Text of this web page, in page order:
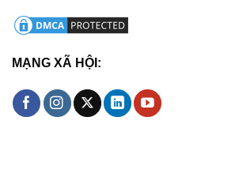
MẠNG XÃ HỘI: